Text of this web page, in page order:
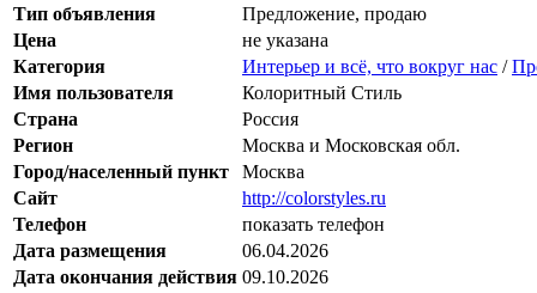
Тип объявления
Предложение, продаю
Цена
не указана
Категория
Интерьер и всё, что вокруг нас /
Имя пользователя
Колоритный Стиль
Страна
Россия
Регион
Москва и Московская обл.
Город/населенный пункт
Москва
Сайт
http://colorstyles.ru
Телефон
показать телефон
Дата размещения
06.04.2026
Дата окончания действия 09.10.2026